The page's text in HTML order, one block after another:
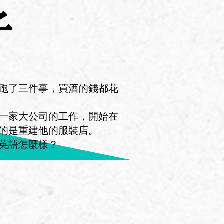
了三件事，買酒的錢都花
家大公司的工作，開始在
是重建他的服裝店。
語怎麼樣？